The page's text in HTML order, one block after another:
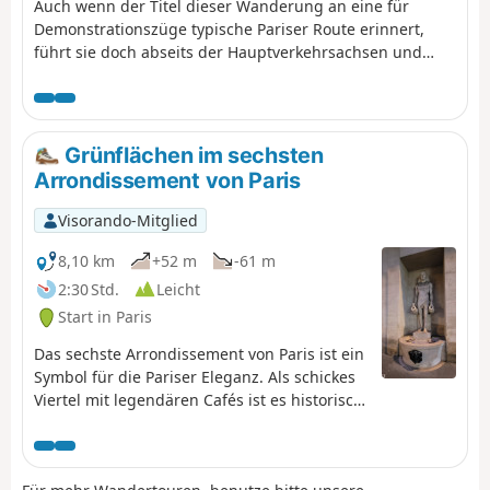
Auch wenn der Titel dieser Wanderung an eine für
Demonstrationszüge typische Pariser Route erinnert,
führt sie doch abseits der Hauptverkehrsachsen und
zahlreiche Werkstätten angesiedelt waren.
Grünflächen im sechsten
Arrondissement von Paris
Visorando-Mitglied
8,10 km
+52 m
-61 m
2:30 Std.
Leicht
Start in Paris
Das sechste Arrondissement von Paris ist ein
Symbol für die Pariser Eleganz. Als schickes
Viertel mit legendären Cafés ist es historisch
Künstlern verbunden. Es ist ebenso bekannt
für sein intellektuelles Erbe wie für sein